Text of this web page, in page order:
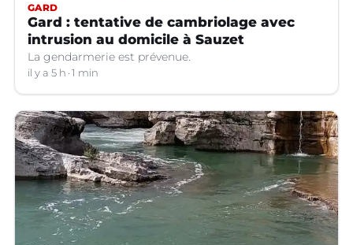
GARD
Gard : tentative de cambriolage avec
intrusion au domicile à Sauzet
La gendarmerie est prévenue.
il y a 5 h 1 min